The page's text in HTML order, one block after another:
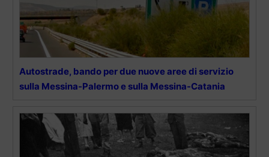
Autostrade, bando per due nuove aree di servizio
sulla Messina-Palermo e sulla Messina-Catania